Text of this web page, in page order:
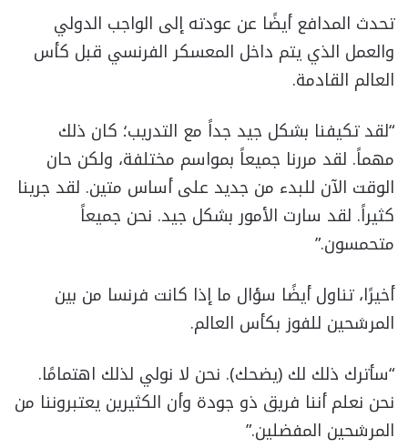
تحدث المدافع أيضًا عن عودته إلى الواجب الدولي
والعمل الذي يتم داخل المعسكر الفرنسي قبل كأس
العالم القادمة.
“لقد تكيفنا بشكل جيد جداً مع التدريب؛ كان ذلك
مهماً. لقد مررنا جميعاً بمواسم مختلفة، ولكن حان
الوقت الآن للبدء من جديد على أساس متين. لقد جرينا
كثيراً. لقد سارت الأمور بشكل جيد. نحن جميعاً
متحمسون.”
أخيرًا، تناول أيضًا سؤال ما إذا كانت فرنسا من بين
المرشحين للفوز بكأس العالم.
“سأترك ذلك لك (يضحك). نحن لا نولي لذلك اهتمامًا.
نحن نعلم أننا فريق ذو جودة وأن الكثيرين يعتبروننا من
المرشحين المفضلين.”